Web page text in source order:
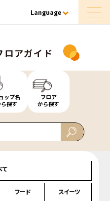
Language
ロアガイド
ップ名
探す
フロア
から探す
て
フード スイーツ